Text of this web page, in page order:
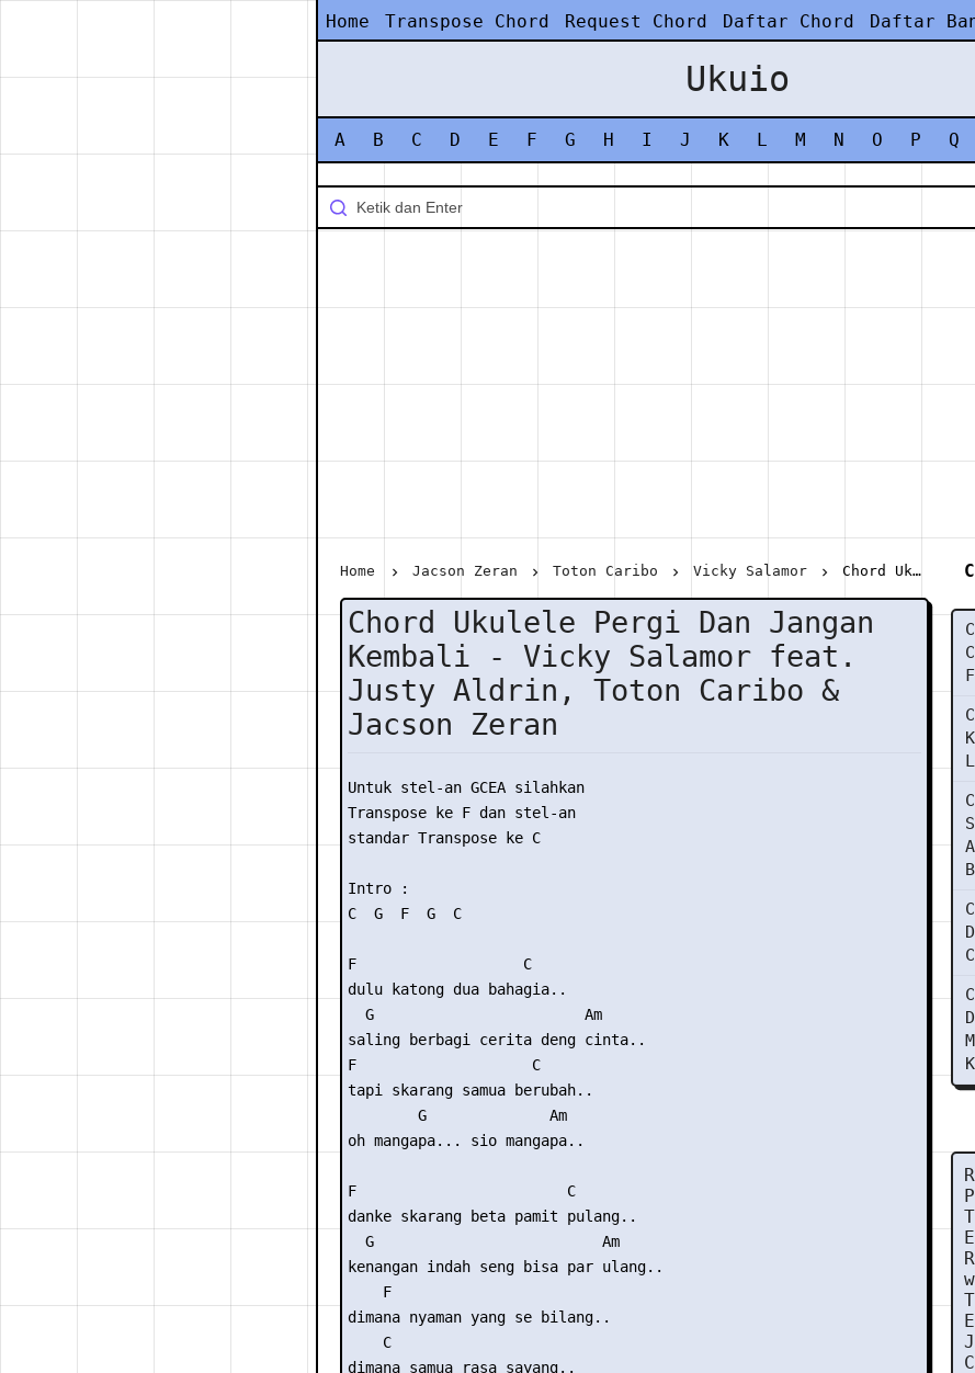
Home Transpose Chord Request Chord Daftar Chord Daftar
Ukuio
A B C D E F G H I J K L M N O P Q
Home Jacson Zeran Toton Caribo Vicky Salamor Chord Ukulele Pergi Dan Jangan Kembali - Vicky Salamor feat. Justy Aldrin, Toton Caribo & Jacson Zeran
Chord Ukulele Pergi Dan Jangan
Kembali - Vicky Salamor feat.
Justy Aldrin, Toton Caribo &
Jacson Zeran
Untuk stel-an GCEA silahkan
Transpose ke F dan stel-an
standar Transpose ke C
Intro :
C  G  F  G  C
F                   C
dulu katong dua bahagia..
  G                        Am
saling berbagi cerita deng cinta..
F                    C
tapi skarang samua berubah..
        G              Am
oh mangapa... sio mangapa..
F                        C
danke skarang beta pamit pulang..
  G                          Am
kenangan indah seng bisa par ulang..
    F
dimana nyaman yang se bilang..
    C
dimana samua rasa sayang..